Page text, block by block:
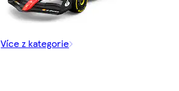
Více z kategorie